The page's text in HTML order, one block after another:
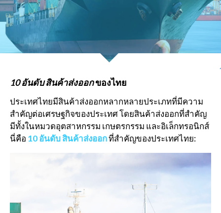
10 อันดับ สินค้าส่งออกของไทย
ประเทศไทยมีสินค้าส่งออกหลากหลายประเภทที่มีความ
สำคัญต่อเศรษฐกิจของประเทศ โดยสินค้าส่งออกที่สำคัญ
มีทั้งในหมวดอุตสาหกรรม เกษตรกรรม และอิเล็กทรอนิกส์
นี่คือ 10 อันดับ สินค้าส่งออกที่สำคัญของประเทศไทย: